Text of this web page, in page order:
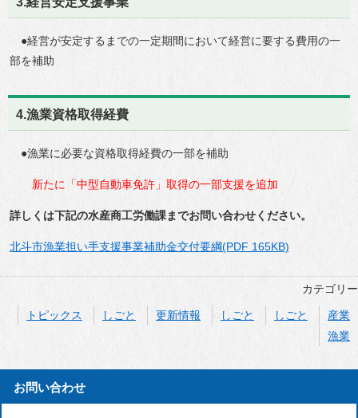
●経営が安定するまでの一定期間において経営に要する費用の一
部を補助
4.漁業資格取得経費
●漁業に必要な資格取得経費の一部を補助
新たに「中型自動車免許」取得の一部支援を追加
詳しくは下記の水産商工労働課までお問い合わせください。
北斗市漁業担い手支援事業補助金交付要綱(PDF 165KB)
カテゴリー
トピックス しごと 更新情報 しごと しごと
産業
漁業
お問い合わせ